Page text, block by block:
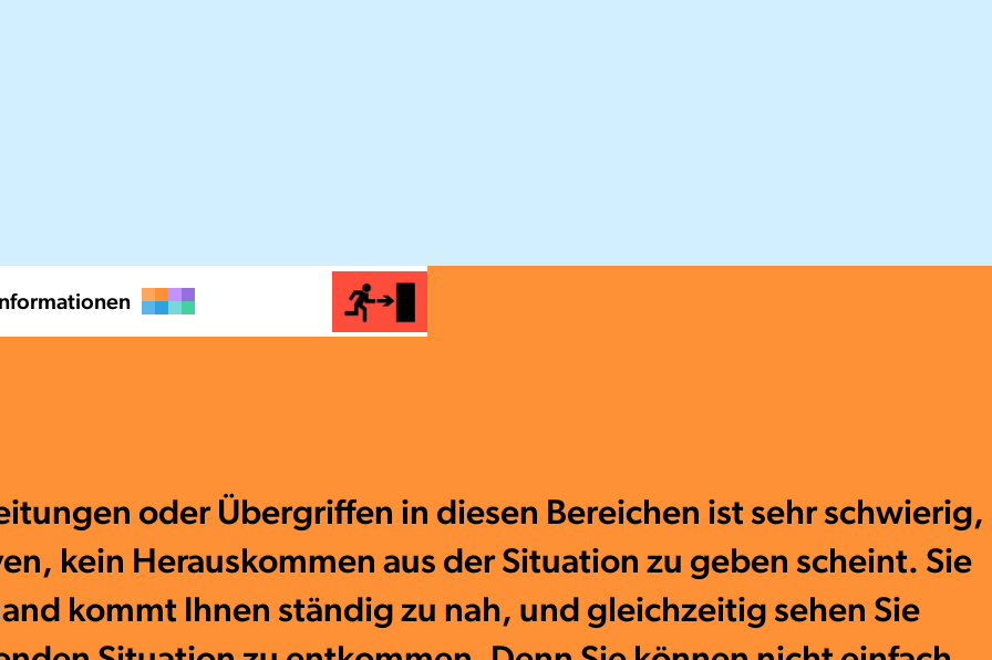
oder Übergriffen in diesen Bereichen ist sehr schwierig,
kein Herauskommen aus der Situation zu geben scheint. Sie
kommt Ihnen ständig zu nah, und gleichzeitig sehen Sie